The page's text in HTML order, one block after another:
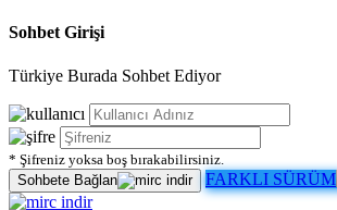
Sohbet Girişi
Türkiye Burada Sohbet Ediyor
* Şifreniz yoksa boş bırakabilirsiniz.
Sohbete Bağlan
FARKLI SÜRÜM